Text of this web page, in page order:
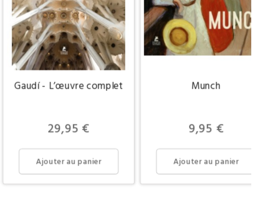
Gaudí - L’œuvre complet
Prix
29,95 €
Ajouter au panier
Munch
Prix
9,95 €
Ajouter au panier